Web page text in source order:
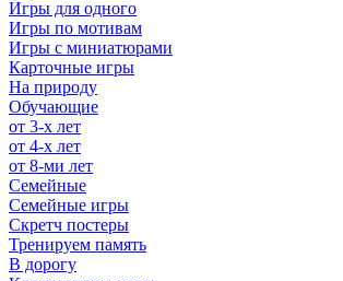
Игры для одного
Игры по мотивам
Игры с миниатюрами
Карточные игры
На природу
Обучающие
от 3-х лет
от 4-х лет
от 8-ми лет
Семейные
Семейные игры
Скретч постеры
Тренируем память
В дорогу